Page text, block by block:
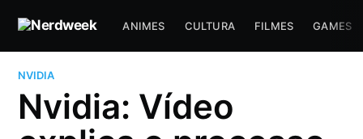
ANIMES CULTURA FILMES GAMES
NVIDIA
Nvidia: Vídeo